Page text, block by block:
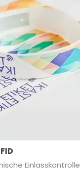
Einlasskontrolle